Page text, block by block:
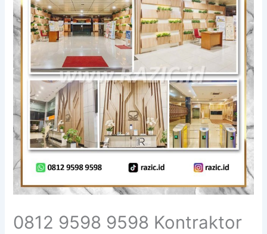
0812 9598 9598 Kontraktor